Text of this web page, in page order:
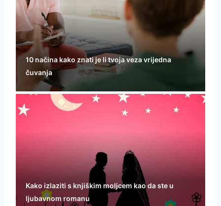
10 načina kako znati je li tvoja veza vrijedna
čuvanja
Kako izlaziti s knjiškim moljcem kao da ste u
ljubavnom romanu